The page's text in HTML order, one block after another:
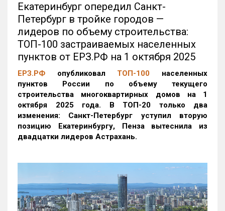
Екатеринбург опередил Санкт-
Петербург в тройке городов —
лидеров по объему строительства:
ТОП-100 застраиваемых населенных
пунктов от ЕРЗ.РФ на 1 октября 2025
ЕРЗ.РФ опубликовал ТОП-100 населенных
пунктов России по объему текущего
строительства многоквартирных домов на 1
октября 2025 года. В ТОП-20 только два
изменения: Санкт-Петербург уступил вторую
позицию Екатеринбургу, Пенза вытеснила из
двадцатки лидеров Астрахань.